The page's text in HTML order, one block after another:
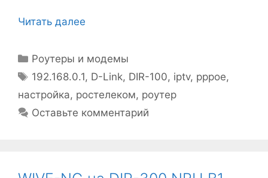
Читать далее
Рубрики
Роутеры и модемы
Метки
192.168.0.1, D-Link, DIR-100, iptv, pppoe,
настройка, ростелеком, роутер
Оставьте комментарий